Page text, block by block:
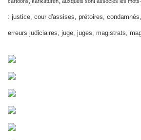
: justice, cour d'assises, prétoires,
erreurs judiciaires, juge, juges, magistrats,